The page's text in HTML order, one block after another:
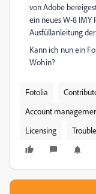
von Adobe
ein neues W-8
Ausfüllanleitung
Kann ich nun ein
Wohin?
Fotolia
Account
Licensing